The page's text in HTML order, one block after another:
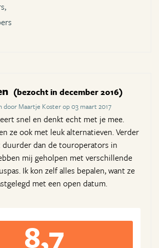
(bezocht in december 2016)
door Maartje Koster op 03 maart 2017
snel en denkt echt met je mee.
ze ook met leuk alternatieven. Verder
duurder dan de touroperators in
mij geholpen met verschillende
Ik kon zelf alles bepalen, want ze
met een open datum.
8,7